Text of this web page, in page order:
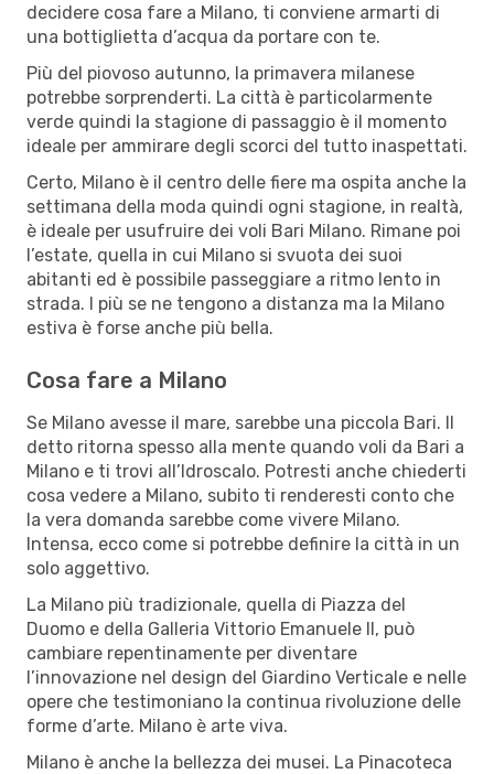
decidere cosa fare a Milano, ti conviene armarti di
una bottiglietta d’acqua da portare con te.
Più del piovoso autunno, la primavera milanese
potrebbe sorprenderti. La città è particolarmente
verde quindi la stagione di passaggio è il momento
ideale per ammirare degli scorci del tutto inaspettati.
Certo, Milano è il centro delle fiere ma ospita anche la
settimana della moda quindi ogni stagione, in realtà,
è ideale per usufruire dei voli Bari Milano. Rimane poi
l’estate, quella in cui Milano si svuota dei suoi
abitanti ed è possibile passeggiare a ritmo lento in
strada. I più se ne tengono a distanza ma la Milano
estiva è forse anche più bella.
Cosa fare a Milano
Se Milano avesse il mare, sarebbe una piccola Bari. Il
detto ritorna spesso alla mente quando voli da Bari a
Milano e ti trovi all’Idroscalo. Potresti anche chiederti
cosa vedere a Milano, subito ti renderesti conto che
la vera domanda sarebbe come vivere Milano.
Intensa, ecco come si potrebbe definire la città in un
solo aggettivo.
La Milano più tradizionale, quella di Piazza del
Duomo e della Galleria Vittorio Emanuele II, può
cambiare repentinamente per diventare
l’innovazione nel design del Giardino Verticale e nelle
opere che testimoniano la continua rivoluzione delle
forme d’arte. Milano è arte viva.
Milano è anche la bellezza dei musei. La Pinacoteca